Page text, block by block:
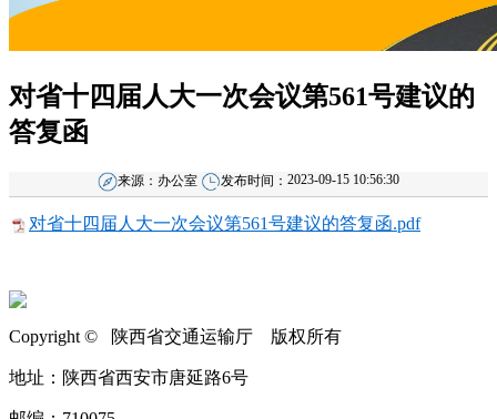
对省十四届人大一次会议第561号建议的
答复函
来源： 办公室 发布时间： 2023-09-15 10:56:30
对省十四届人大一次会议第561号建议的答复函.pdf
Copyright © 陕西省交通运输厅 版权所有
地址：陕西省西安市唐延路6号